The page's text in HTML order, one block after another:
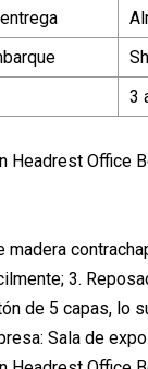
3
madera
3.
de 5 capas, lo
Sala de